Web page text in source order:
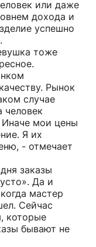
или даже
дохода и
успешно
тоже
Рынок
случае
человек
Иначе мои цены
Я их
- отмечает
заказы
Да и
мастер
Сейчас
которые
бывают не